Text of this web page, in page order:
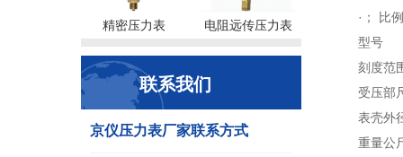
精密压力表 电阻远传压力表
联系我们
京仪压力表厂家联系方式
·； 比
型号
刻度范
受压部
表壳外
重量公